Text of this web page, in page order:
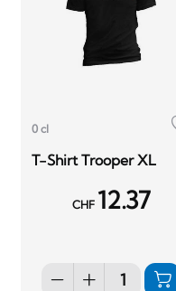
0 cl
T-Shirt Trooper XL
CHF 12.37